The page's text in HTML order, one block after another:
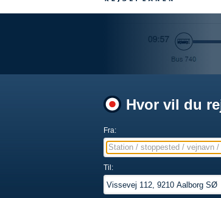
Hvor vil du
Fra:
Station / stoppested / vejnavn
Til: